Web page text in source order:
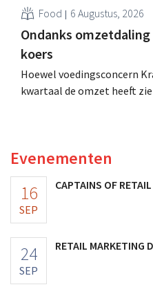
Food 6 Augustus, 2026
Ondanks
koers
Hoewel voedingsconcern
kwartaal de omzet heeft
Evenementen
16
SEP
CAPTAINS OF
24
SEP
RETAIL MARKETING